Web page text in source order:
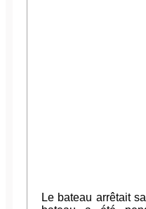
Le bateau arrêtait